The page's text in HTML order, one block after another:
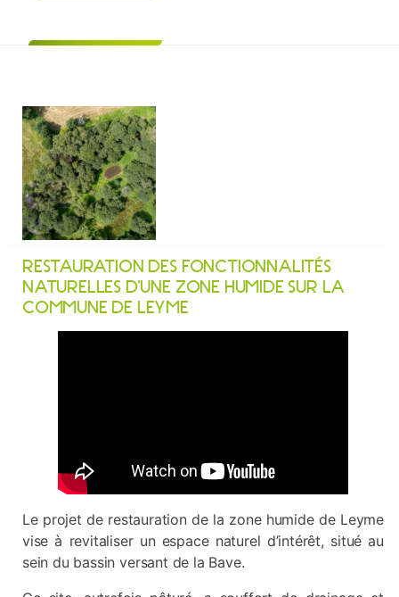
RESTAURATION DES FONCTIONNALITÉS
NATURELLES D’UNE ZONE HUMIDE SUR LA
COMMUNE DE LEYME
Le projet de restauration de la zone humide de Leyme
vise à revitaliser un espace naturel d’intérêt, situé au
sein du bassin versant de la Bave.